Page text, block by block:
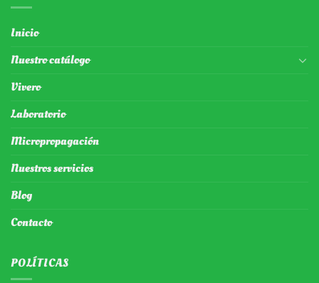
Inicio
Nuestro catálogo
Vivero
Laboratorio
Micropropagación
Nuestros servicios
Blog
Contacto
POLÍTICAS